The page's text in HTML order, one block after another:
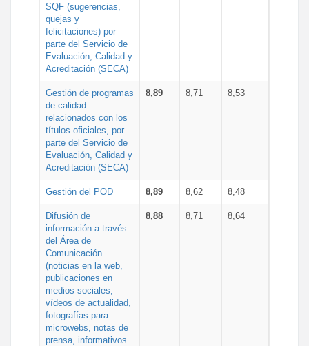
SQF (sugerencias,
quejas y
felicitaciones) por
parte del Servicio de
Evaluación, Calidad y
Acreditación (SECA)
Gestión de programas
de calidad
relacionados con los
títulos oficiales, por
parte del Servicio de
Evaluación, Calidad y
Acreditación (SECA)
8,89 8,71 8,53
Gestión del POD 8,89 8,62 8,48
Difusión de
información a través
del Área de
Comunicación
(noticias en la web,
publicaciones en
medios sociales,
vídeos de actualidad,
fotografías para
microwebs, notas de
prensa, informativos
8,88 8,71 8,64